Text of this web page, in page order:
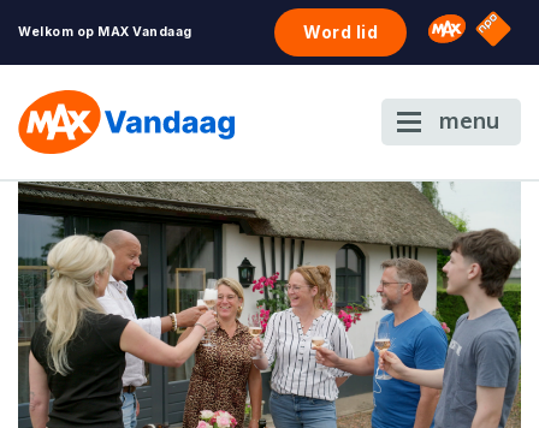
Welkom op MAX Vandaag Word lid Omroep
NPO
menu